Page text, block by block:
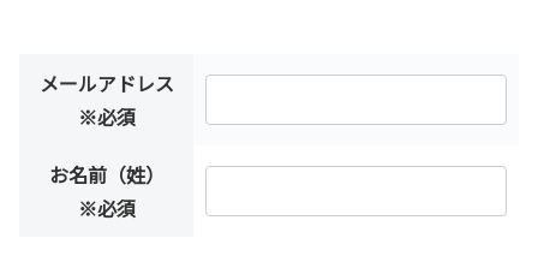
メールアドレス
※必須
お名前（姓）
※必須